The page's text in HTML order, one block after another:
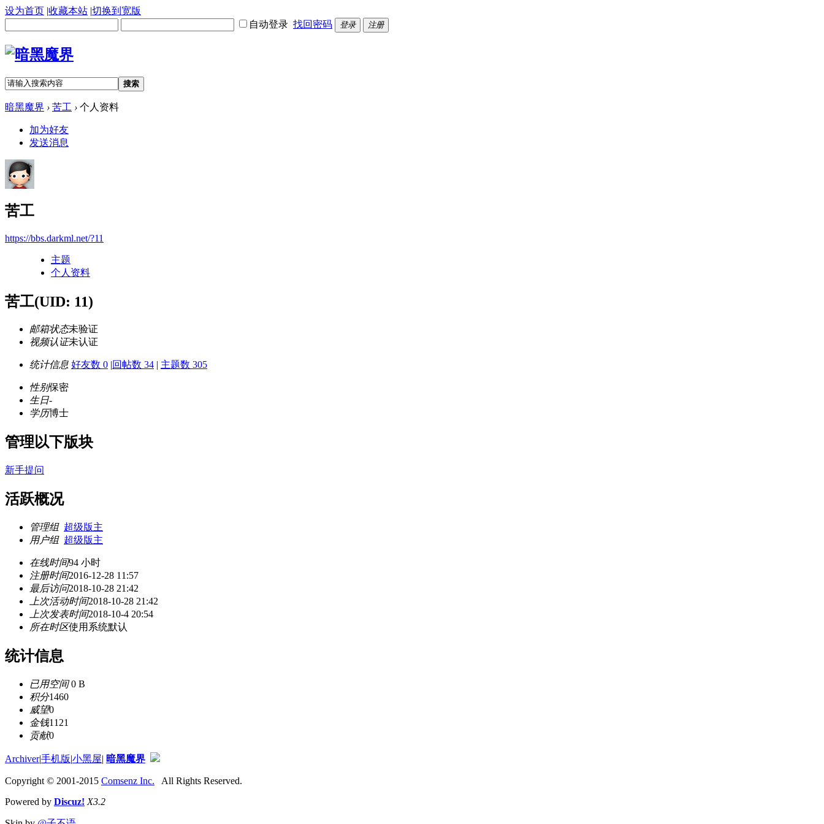
设为首页 |收藏本站 |切换到宽版
自动登录 找回密码 登录 注册
搜索
暗黑魔界 › 苦工 › 个人资料
加为好友
发送消息
苦工
https://bbs.darkml.net/?11
主题
个人资料
苦工(UID: 11)
邮箱状态未验证
视频认证未认证
统计信息 好友数 0 |回帖数 34 | 主题数 305
性别保密
生日-
学历博士
管理以下版块
新手提问
活跃概况
管理组 超级版主
用户组 超级版主
在线时间94 小时
注册时间2016-12-28 11:57
最后访问2018-10-28 21:42
上次活动时间2018-10-28 21:42
上次发表时间2018-10-4 20:54
所在时区使用系统默认
统计信息
已用空间0 B
积分1460
威望0
金钱1121
贡献0
Archiver|手机版|小黑屋| 暗黑魔界
Copyright © 2001-2015 Comsenz Inc. All Rights Reserved.
Powered by Discuz! X3.2